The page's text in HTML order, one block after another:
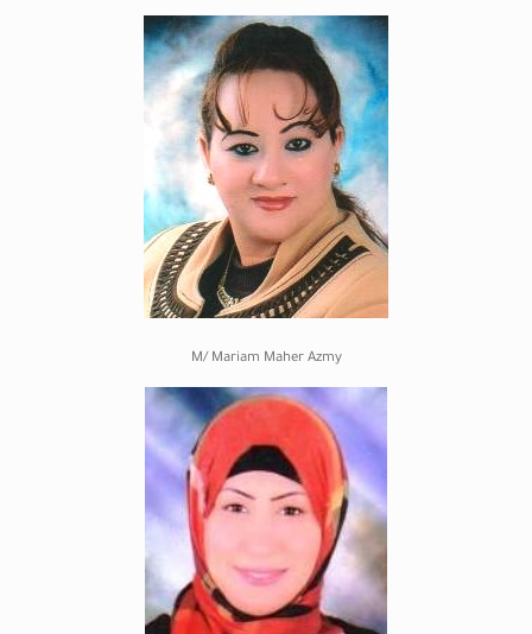
M/ Mariam Maher Azmy